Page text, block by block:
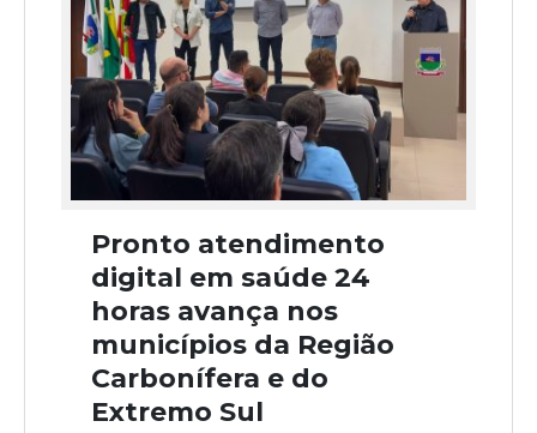
Pronto atendimento
digital em saúde 24
horas avança nos
municípios da Região
Carbonífera e do
Extremo Sul